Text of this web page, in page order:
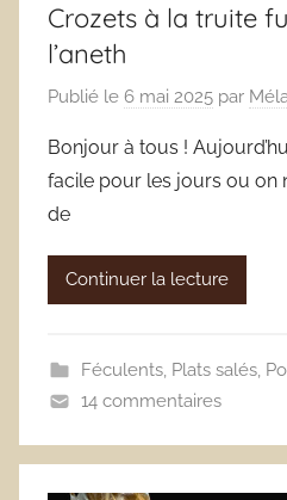
Crozets à la truite
l’aneth
Publié le 6 mai 2025 par Méla
Bonjour à tous !
facile pour les jours ou on
de
Continuer la lecture
Féculents, Plats salés,
14 commentaires